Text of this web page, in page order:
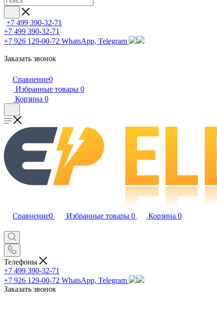
+7 499 390-32-71
+7 499 390-32-71
+7 926 129-00-72 WhatsApp, Telegram
Заказать звонок
Сравнение0
Избранные товары 0
Корзина 0
Сравнение0 Избранные товары 0 Корзина 0
Телефоны
+7 499 390-32-71
+7 926 129-00-72 WhatsApp, Telegram
Заказать звонок